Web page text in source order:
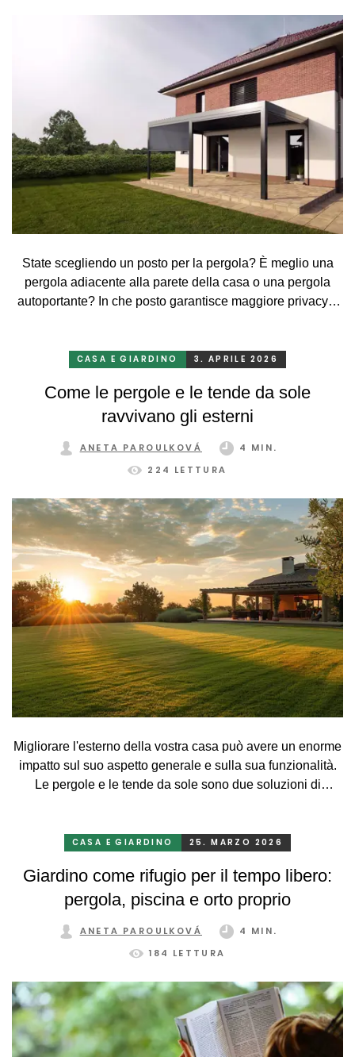
State scegliendo un posto per la pergola? È meglio una
pergola adiacente alla parete della casa o una pergola
autoportante? In che posto garantisce maggiore privacy e
CASA E GIARDINO 3. APRILE 2026
Come le pergole e le tende da sole
ravvivano gli esterni
ANETA PAROULKOVÁ
4 MIN.
224 LETTURA
Migliorare l'esterno della vostra casa può avere un enorme
impatto sul suo aspetto generale e sulla sua funzionalità.
Le pergole e le tende da sole sono due soluzioni di
articolo scoprirete come pergole e tende da sole ravvivano
CASA E GIARDINO 25. MARZO 2026
Giardino come rifugio per il tempo libero:
pergola, piscina e orto proprio
ANETA PAROULKOVÁ
4 MIN.
184 LETTURA